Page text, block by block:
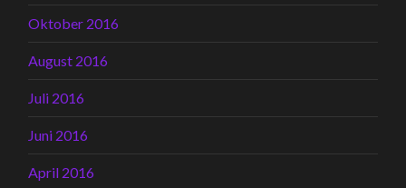
Oktober 2016
August 2016
Juli 2016
Juni 2016
April 2016